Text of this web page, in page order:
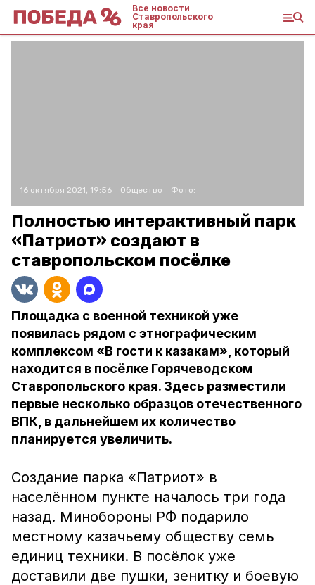
Все новости
Ставропольского
края
16 октября 2021, 19:56 Общество Фото:
Полностью интерактивный парк
«Патриот» создают в
ставропольском посёлке
Площадка с военной техникой уже
появилась рядом с этнографическим
комплексом «В гости к казакам», который
находится в посёлке Горячеводском
Ставропольского края. Здесь разместили
первые несколько образцов отечественного
ВПК, в дальнейшем их количество
планируется увеличить.
Создание парка «Патриот» в
населённом пункте началось три года
назад. Минобороны РФ подарило
местному казачьему обществу семь
единиц техники. В посёлок уже
доставили две пушки, зенитку и боевую